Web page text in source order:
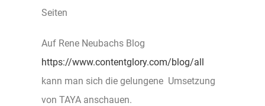
Seiten
Auf Rene Neubachs Blog
https://www.contentglory.com/blog/all
kann man sich die gelungene Umsetzung
von TAYA anschauen.